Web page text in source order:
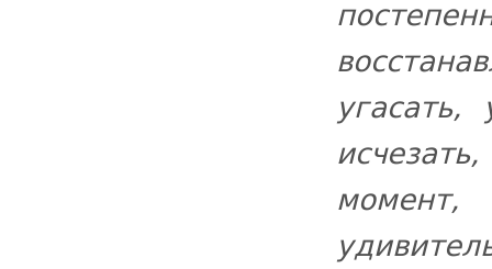
момент,